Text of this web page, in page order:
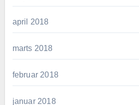
april 2018
marts 2018
februar 2018
januar 2018